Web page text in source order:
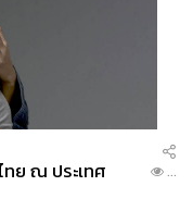
ย ณ ประเทศ
...